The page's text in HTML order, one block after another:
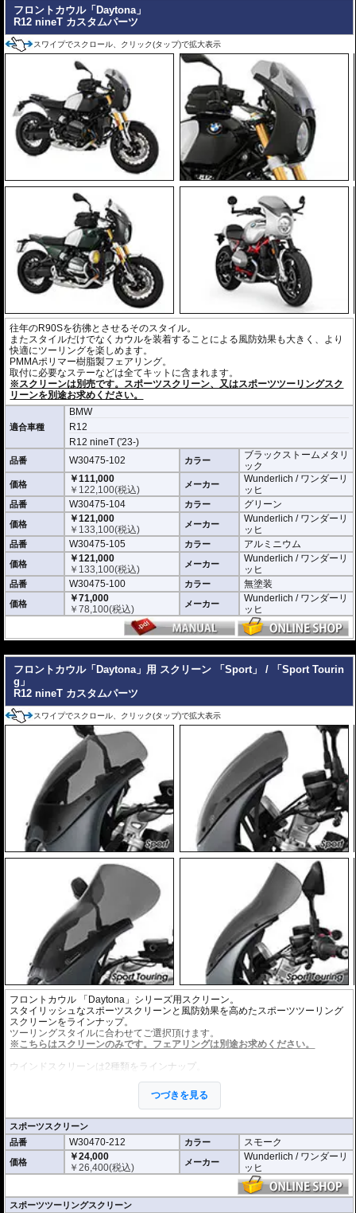
フロントカウル「Daytona」
R12 nineT カスタムパーツ
スワイプでスクロール、クリック(タップ)で拡大表示
往年のR90Sを彷彿とさせるそのスタイル。
またスタイルだけでなくカウルを装着することによる風防効果も大きく、より
快適にツーリングを楽しめます。
PMMAポリマー樹脂製フェアリング。
取付に必要なステーなどは全てキットに含まれます。
※スクリーンは別売です。スポーツスクリーン、又はスポーツツーリングスク
リーンを別途お求めください。
適合車種
BMW
R12
R12 nineT ('23-)
品番 W30475-102 カラー
ブラックストームメタリ
ック
価格
￥111,000
￥ 122,100(税込) メーカー
Wunderlich / ワンダーリ
ッヒ
品番 W30475-104 カラー グリーン
価格
￥121,000
￥ 133,100(税込) メーカー
Wunderlich / ワンダーリ
ッヒ
品番 W30475-105 カラー アルミニウム
価格
￥121,000
￥ 133,100(税込) メーカー
Wunderlich / ワンダーリ
ッヒ
品番 W30475-100 カラー 無塗装
価格
￥71,000
￥78,100(税込) メーカー
Wunderlich / ワンダーリ
ッヒ
フロントカウル「Daytona」用 スクリーン 「Sport」 / 「Sport Tourin
g」
R12 nineT カスタムパーツ
スワイプでスクロール、クリック(タップ)で拡大表示
フロントカウル 「Daytona」シリーズ用スクリーン。
スタイリッシュなスポーツスクリーンと風防効果を高めたスポーツツーリング
スクリーンをラインナップ。
ツーリングスタイルに合わせてご選択頂けます。
※こちらはスクリーンのみです。フェアリングは別途お求めください。
ウインドスクリーンは2種類をラインナップ。
「Sport Touring」
高さ :: 約430mm
幅 : 約360mm
厚さ : 約4mm
つづきを見る
スポーツスクリーン
品番
W30470-212 カラー スモーク
価格
￥24,000
￥26,400(税込) メーカー
Wunderlich / ワンダーリ
ッヒ
スポーツツーリングスクリーン